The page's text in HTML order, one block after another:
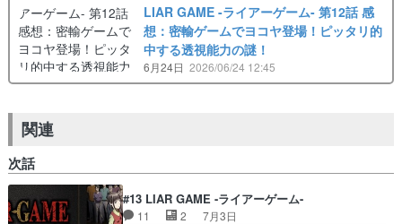
LIAR GAME -ライアーゲーム- 第12話 感
想：密輸ゲームでヨコヤ登場！ピッタリ的
中する透視能力の謎！
6月24日 2026/06/24 12:45
関連
次話
#13 LIAR GAME -ライアーゲーム-
11 2
7月3日